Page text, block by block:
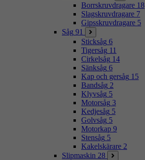
Borrskruvdragare 18
Slagskruvdragare 7
Gipsskruvdragare 5
Såg 91
Sticksåg 6
Tigersåg 11
Cirkelsåg 14
Sänksåg 6
Kap och gersåg 15
Bandsåg 2
Klyvsåg 5
Motorsåg 3
Kedjesåg 5
Golvsåg 5
Motorkap 9
Stensåg 5
Kakelskärare 2
Slipmaskin 28